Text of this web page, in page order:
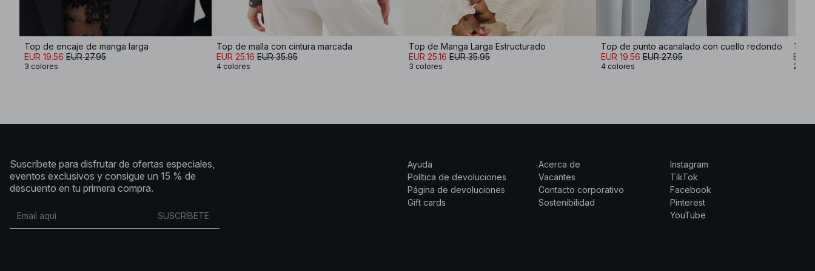
Top de encaje de manga larga
EUR 19.56 EUR 27.95
3 colores
Top de malla con cintura marcada
EUR 25.16 EUR 35.95
4 colores
Top de Manga Larga Estructurado
EUR 25.16 EUR 35.95
3 colores
Top de punto acanalado con cuello redondo
EUR 19.56 EUR 27.95
4 colores
EUR
2
Suscríbete para disfrutar de ofertas especiales,
eventos exclusivos y consigue un 15 % de
descuento en tu primera compra.
SUSCRÍBETE
Ayuda
Política de devoluciones
Página de devoluciones
Gift cards
Acerca de
Vacantes
Contacto corporativo
Sostenibilidad
Instagram
TikTok
Facebook
Pinterest
YouTube